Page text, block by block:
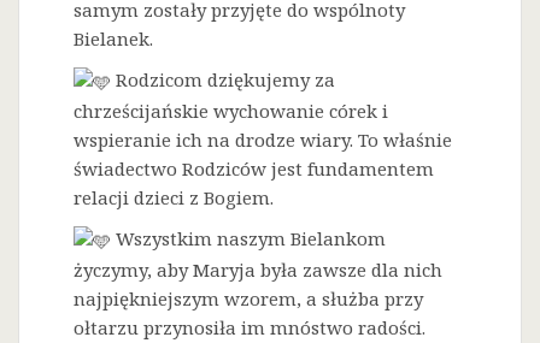
samym zostały przyjęte do wspólnoty
Bielanek.
Rodzicom dziękujemy za
chrześcijańskie wychowanie córek i
wspieranie ich na drodze wiary. To właśnie
świadectwo Rodziców jest fundamentem
relacji dzieci z Bogiem.
Wszystkim naszym Bielankom
życzymy, aby Maryja była zawsze dla nich
najpiękniejszym wzorem, a służba przy
ołtarzu przynosiła im mnóstwo radości.